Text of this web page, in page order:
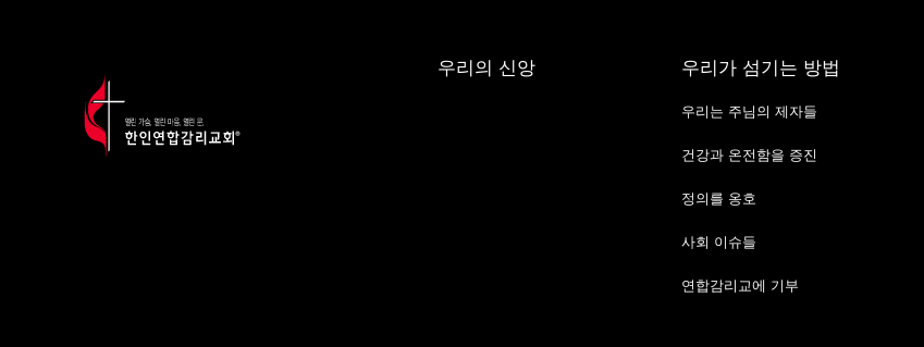
우리의 신앙 우리가 섬기는 방법
우리는 주님의 제자들
건강과 온전함을 증진
정의를 옹호
사회 이슈들
연합감리교에 기부